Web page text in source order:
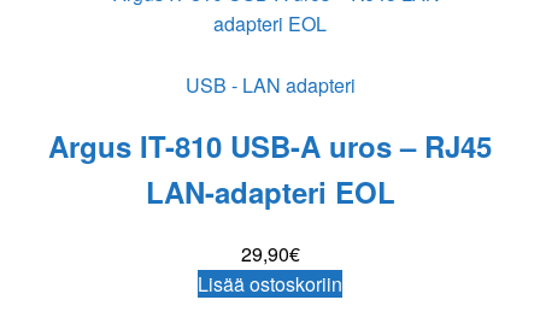
USB - LAN adapteri
Argus IT-810 USB-A uros – RJ45
LAN-adapteri EOL
29,90€
Lisää ostoskoriin